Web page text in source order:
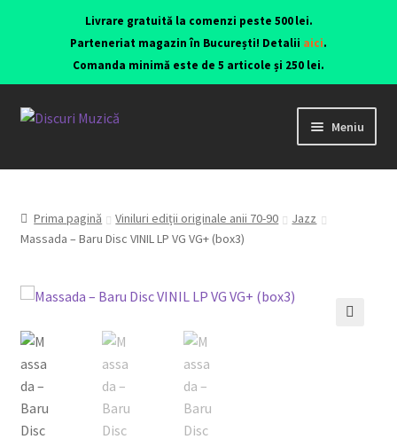
Livrare gratuită la comenzi peste 500 lei.
Parteneriat magazin în București! Detalii aici.
Comanda minimă este de 5 articole și 250 lei.
Meniu
Viniluri ediții originale anii 70-90
CD-uri originale
Echipamente
Listă produse
Prima pagină Viniluri ediții originale anii 70-90
Jazz
Massada – Baru Disc VINIL LP VG VG+ (box3)